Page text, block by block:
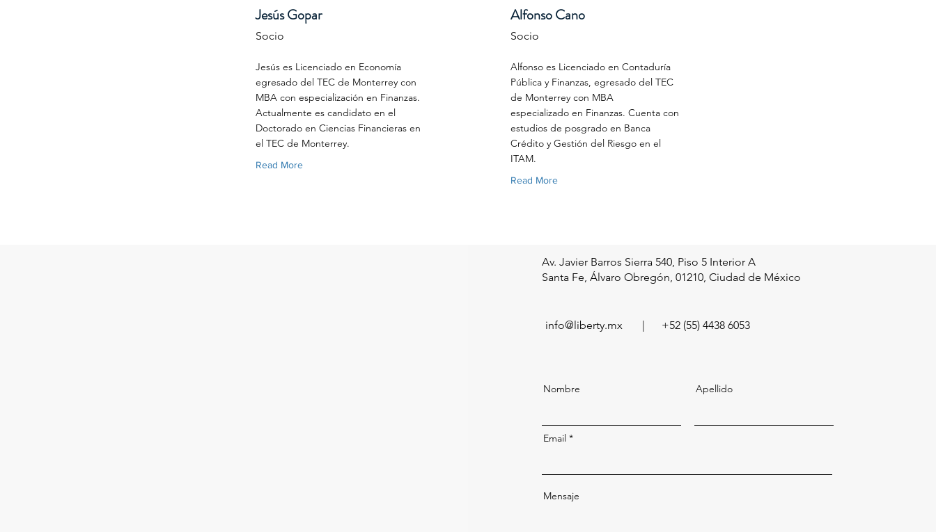
Jesús Gopar
Socio
Jesús es Licenciado en Economía
egresado del TEC de Monterrey con
MBA con especialización en Finanzas.
Actualmente es candidato en el
Doctorado en Ciencias Financieras en
el TEC de Monterrey.
Read More
Alfonso Cano
Socio
Alfonso es Licenciado en Contaduría
Pública y Finanzas, egresado del TEC
de Monterrey con MBA
especializado en Finanzas. Cuenta con
estudios de posgrado en Banca
Crédito y Gestión del Riesgo en el
ITAM.
Read More
Av. Javier Barros Sierra 540, Piso 5 Interior A
Santa Fe, Álvaro Obregón, 01210, Ciudad de México
info@liberty.mx | +52 (55) 4438 6053
Nombre Apellido
Email
Mensaje